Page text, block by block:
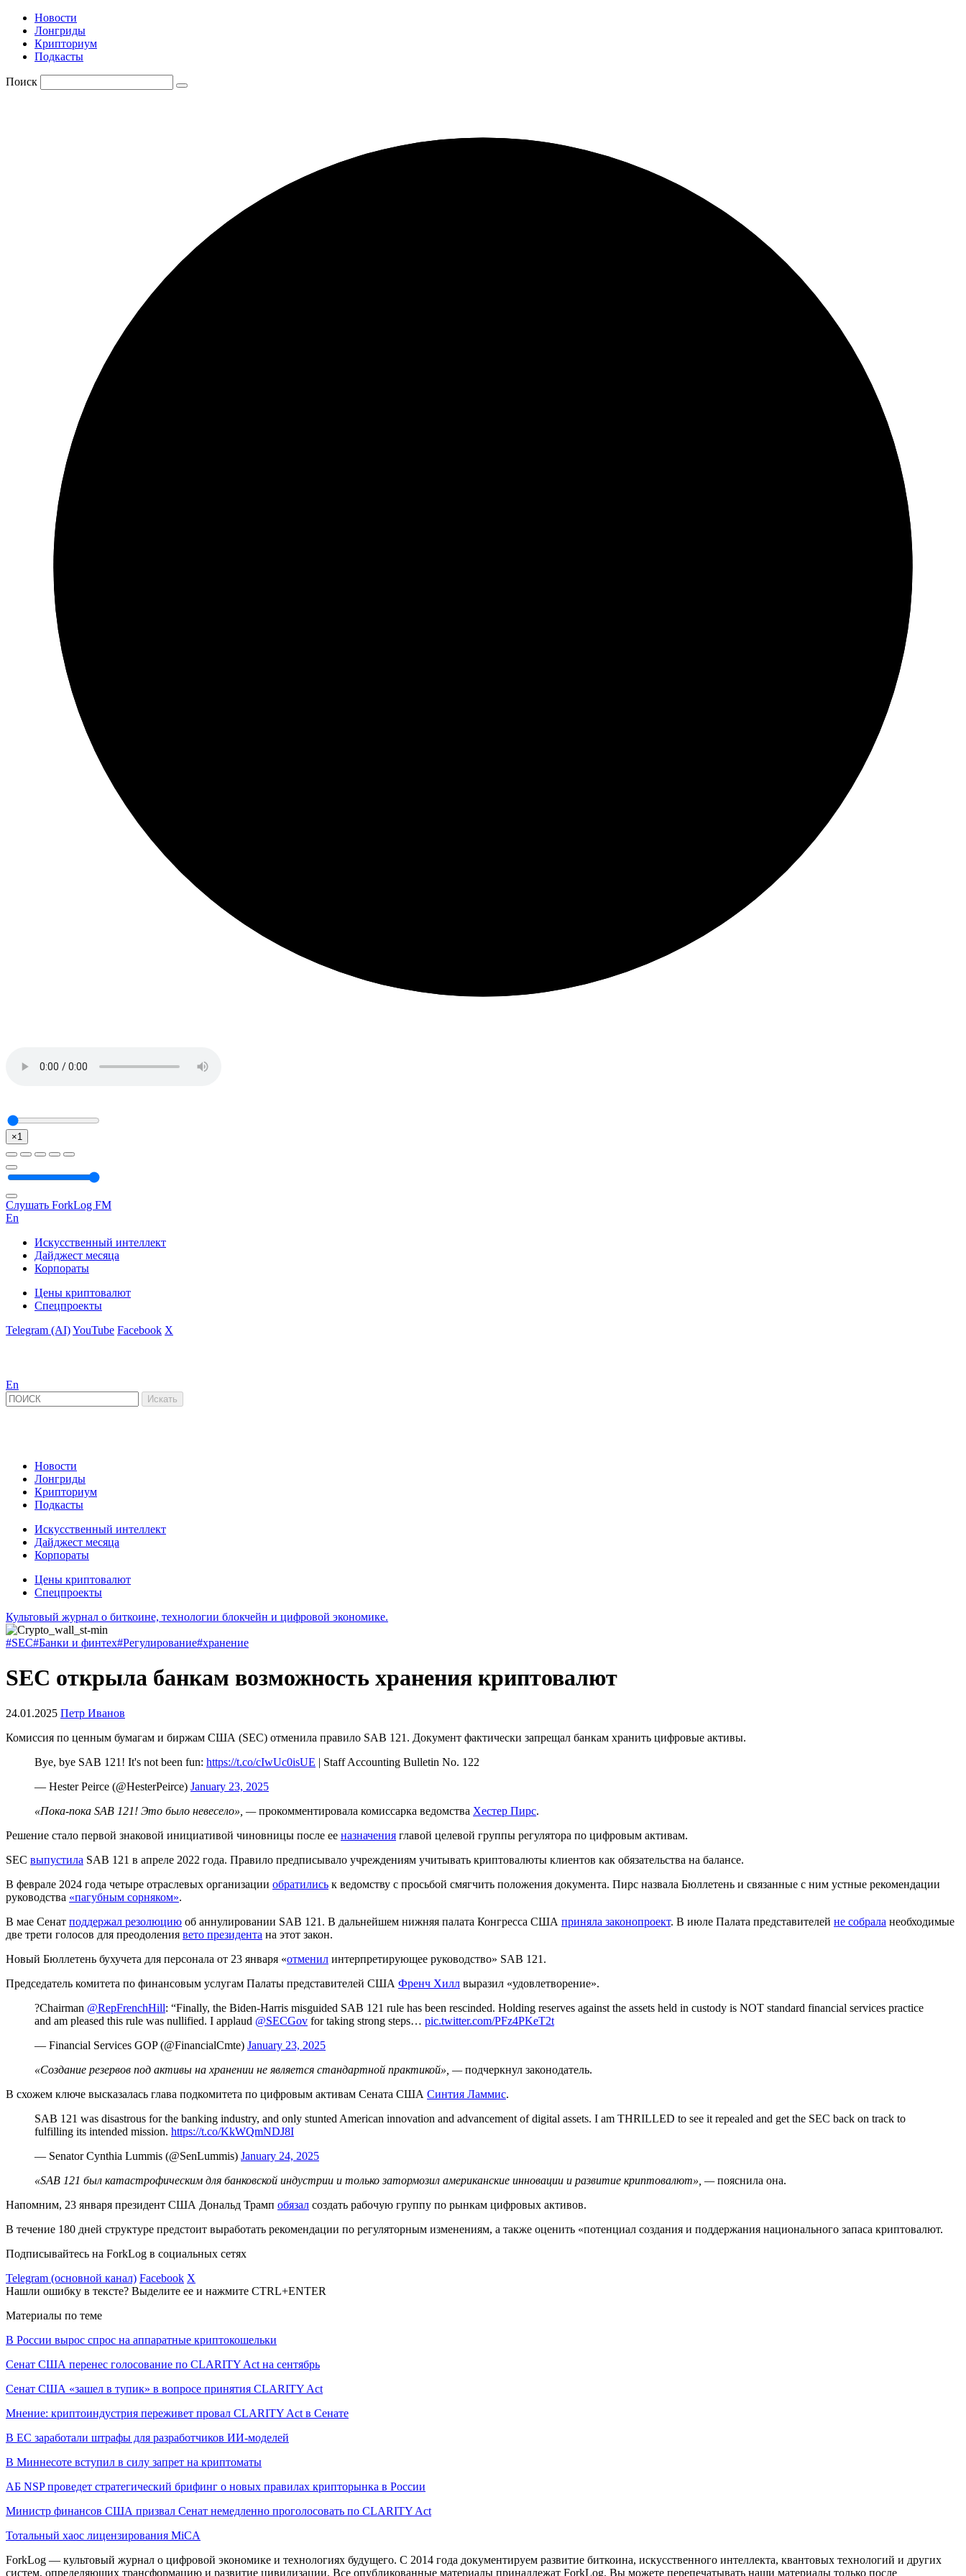
Новости
Лонгриды
Крипториум
Подкасты
Поиск
×1
Слушать ForkLog FM
En
Искусственный интеллект
Дайджест месяца
Корпораты
Цены криптовалют
Спецпроекты
Telegram (AI)YouTube Facebook X
En
Новости
Лонгриды
Крипториум
Подкасты
Искусственный интеллект
Дайджест месяца
Корпораты
Цены криптовалют
Спецпроекты
Культовый журнал о биткоине, технологии блокчейн и цифровой экономике.
#SEC#Банки и финтех#Регулирование#хранение
SEC открыла банкам возможность хранения криптовалют
24.01.2025 Петр Иванов
Комиссия по ценным бумагам и биржам США (SEC) отменила правило SAB 121 . Документ фактически запрещал банкам хранить цифровые активы.
Bye, bye SAB 121! It's not been fun: https://t.co/cIwUc0isUE | Staff Accounting Bulletin No. 122
— Hester Peirce (@HesterPeirce) January 23, 2025
«Пока-пока SAB 121! Это было невесело», —прокомментировала комиссарка ведомства Хестер Пирс.
Решение стало первой знаковой инициативой чиновницы после ее назначения главой целевой группы регулятора по цифровым активам.
SEC выпустила SAB 121 в апреле 2022 года. Правило предписывало учреждениям учитывать криптовалюты клиентов как обязательства на балансе.
В феврале 2024 года четыре отраслевых организации обратились к ведомству с просьбой смягчить положения документа. Пирс назвала Бюллетень и связанные с ним устные рекомендации
руководства «пагубным сорняком».
В мае Сенат поддержал резолюцию об аннулировании SAB 121. В дальнейшем нижняя палата Конгресса США приняла законопроект. В июле Палата представителей не собрала необходимые
две трети голосов для преодоления вето президента на этот закон.
Новый Бюллетень бухучета для персонала от 23 января «отменил интерпретирующее руководство» SAB 121.
Председатель комитета по финансовым услугам Палаты представителей США Френч Хилл выразил «удовлетворение».
?Chairman @RepFrenchHill: “Finally, the Biden-Harris misguided SAB 121 rule has been rescinded. Holding reserves against the assets held in custody is NOT standard financial services practice
and am pleased this rule was nullified. I applaud @SECGov for taking strong steps… pic.twitter.com/PFz4PKeT2t
— Financial Services GOP (@FinancialCmte) January 23, 2025
«Создание резервов под активы на хранении не является стандартной практикой», —подчеркнул законодатель.
В схожем ключе высказалась глава подкомитета по цифровым активам Сената США Синтия Ламмис.
SAB 121 was disastrous for the banking industry, and only stunted American innovation and advancement of digital assets. I am THRILLED to see it repealed and get the SEC back on track to
fulfilling its intended mission. https://t.co/KkWQmNDJ8I
— Senator Cynthia Lummis (@SenLummis) January 24, 2025
«SAB 121 был катастрофическим для банковской индустрии и только затормозил американские инновации и развитие криптовалют», —пояснила она.
Напомним, 23 января президент США Дональд Трамп обязал создать рабочую группу по рынкам цифровых активов.
В течение 180 дней структуре предстоит выработать рекомендации по регуляторным изменениям, а также оценить «потенциал создания и поддержания национального запаса криптовалют.
Подписывайтесь на ForkLog в социальных сетях
Telegram (основной канал) Facebook X
Нашли ошибку в тексте? Выделите ее и нажмите CTRL+ENTER
Материалы по теме
В России вырос спрос на аппаратные криптокошельки
Сенат США перенес голосование по CLARITY Act на сентябрь
Сенат США «зашел в тупик» в вопросе принятия CLARITY Act
Мнение: криптоиндустрия переживет провал CLARITY Act в Сенате
В ЕС заработали штрафы для разработчиков ИИ-моделей
В Миннесоте вступил в силу запрет на криптоматы
АБ NSP проведет стратегический брифинг о новых правилах крипторынка в России
Министр финансов США призвал Сенат немедленно проголосовать по CLARITY Act
Тотальный хаос лицензирования MiCA
ForkLog — культовый журнал о цифровой экономике и технологиях будущего. С 2014 года документируем развитие биткоина, искусственного интеллекта, квантовых технологий и других
систем, определяющих трансформацию и развитие цивилизации. Все опубликованные материалы принадлежат ForkLog. Вы можете перепечатывать наши материалы только после